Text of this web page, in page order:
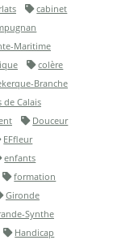
cabinet
Maritime
colère
Branche
de Calais
Douceur
EFfleur
enfants
formation
Gironde
Synthe
Handicap